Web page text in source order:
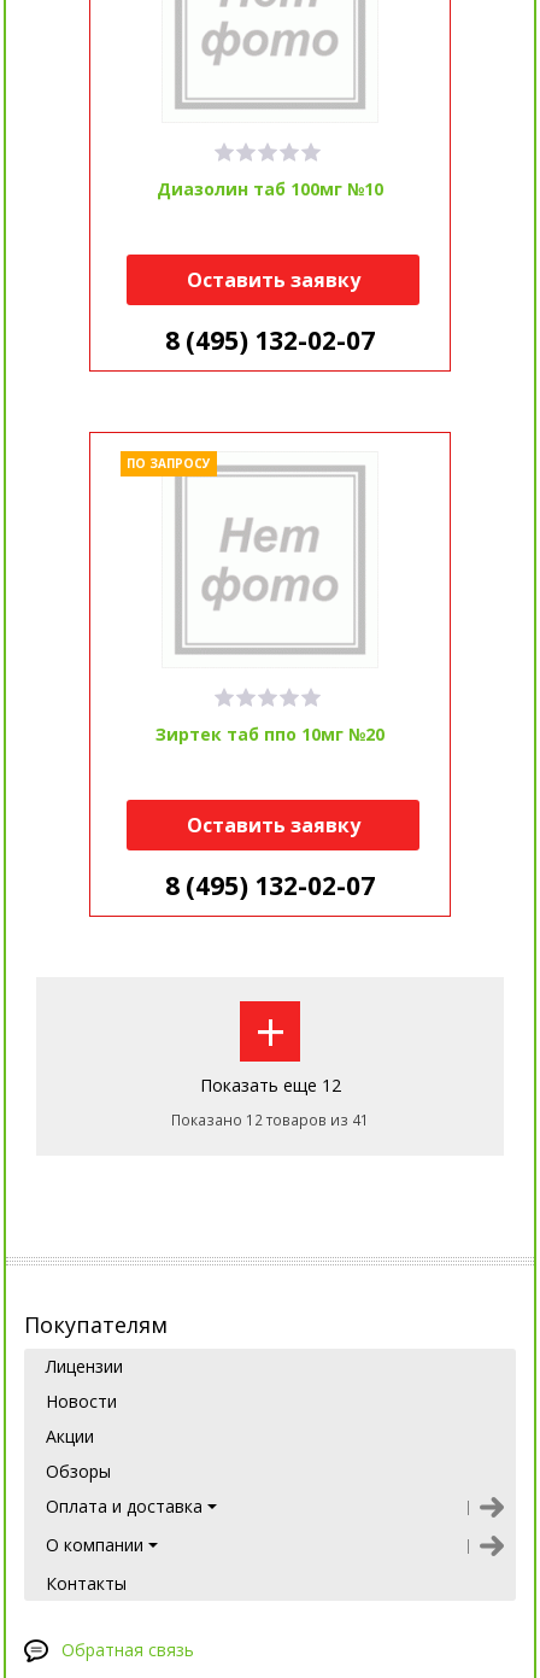
Диазолин таб 100мг №10
Оставить заявку
8 (495) 132-02-07
Зиртек таб ппо 10мг №20
ПО ЗАПРОСУ
Оставить заявку
8 (495) 132-02-07
+
Показать еще 12
Показано 12 товаров из 41
Покупателям
Лицензии
Новости
Акции
Обзоры
Оплата и доставка
О компании
Контакты
Обратная связь